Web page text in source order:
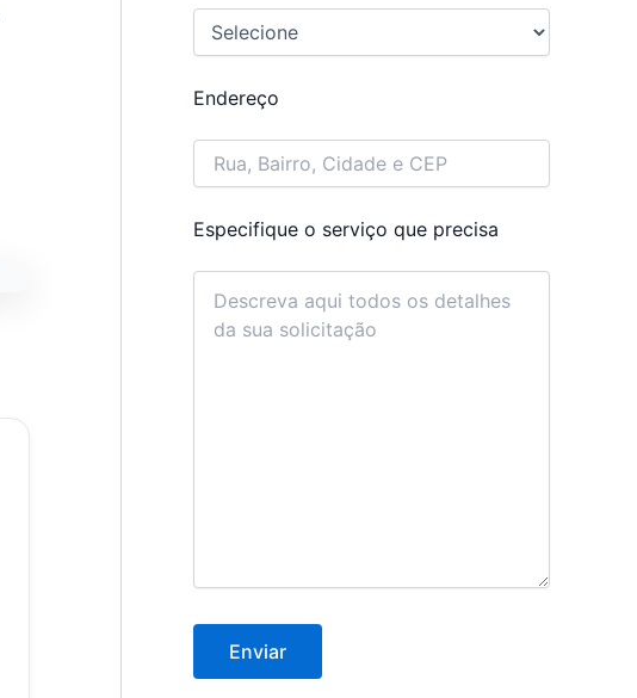
Endereço
Especifique o serviço que precisa